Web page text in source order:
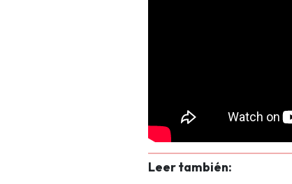
Leer también: